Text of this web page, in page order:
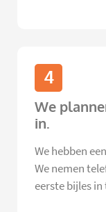
4
We
in.
We hebben
We nemen
eerste bijles